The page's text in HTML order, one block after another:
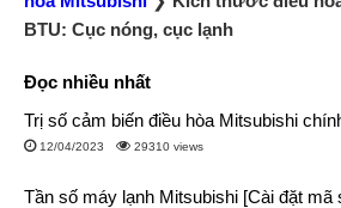
BTU: Cục nóng, cục lạnh
Đọc nhiều nhất
Trị số cảm biến điều hòa Mitsubishi
12/04/2023 29310 views
Tần số máy lạnh Mitsubishi [Cài đặt mã